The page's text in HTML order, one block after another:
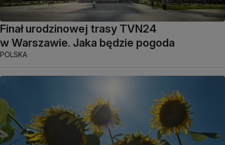
Finał urodzinowej trasy TVN24
w Warszawie. Jaka będzie pogoda
POLSKA